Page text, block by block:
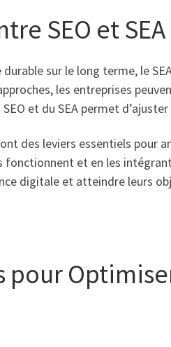
SEO et SEA
sur le long terme, le
les entreprises
et du SEA permet
des leviers essentiels
fonctionnent et en les
digitale et atteindre leurs
pour